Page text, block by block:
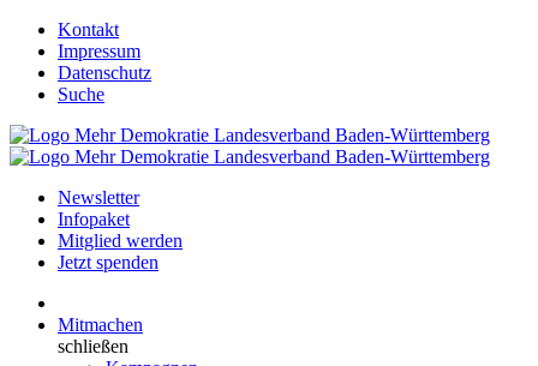
Kontakt
Impressum
Datenschutz
Suche
Newsletter
Infopaket
Mitglied werden
Jetzt spenden
Mitmachen
schließen